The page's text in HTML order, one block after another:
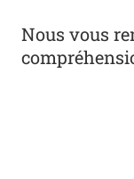
Nous vous